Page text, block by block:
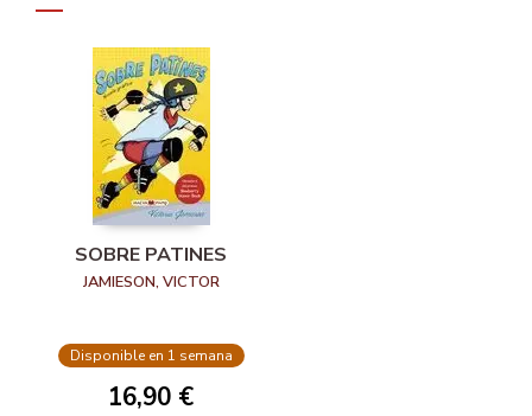
SOBRE PATINES
JAMIESON, VICTOR
Disponible en 1 semana
16,90 €